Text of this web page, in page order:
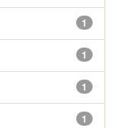
1
1
1
1